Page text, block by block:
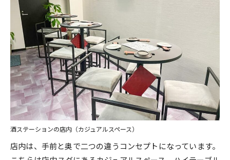
酒ステーションの店内（カジュアルスペース）
店内は、手前と奥で二つの違うコンセプトになっています。